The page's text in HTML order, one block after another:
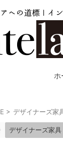
ホ
> デザイナーズ家
デザイナーズ家具